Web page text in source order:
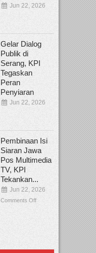
Jun 22, 2026
Gelar Dialog
Publik di
Serang, KPI
Tegaskan
Peran
Penyiaran
Jun 22, 2026
Pembinaan Isi
Siaran Jawa
Pos Multimedia
TV, KPI
Tekankan...
Jun 22, 2026
Comments Off